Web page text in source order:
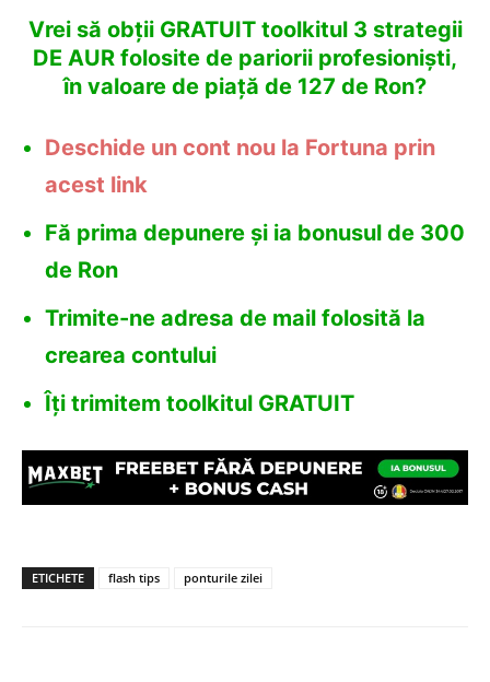
Vrei să obții GRATUIT toolkitul 3 strategii
DE AUR folosite de pariorii profesioniști,
în valoare de piață de 127 de Ron?
Deschide un cont nou la Fortuna prin
acest link
Fă prima depunere și ia bonusul de 300
de Ron
Trimite-ne adresa de mail folosită la
crearea contului
Îți trimitem toolkitul GRATUIT
ETICHETE flash tips ponturile zilei